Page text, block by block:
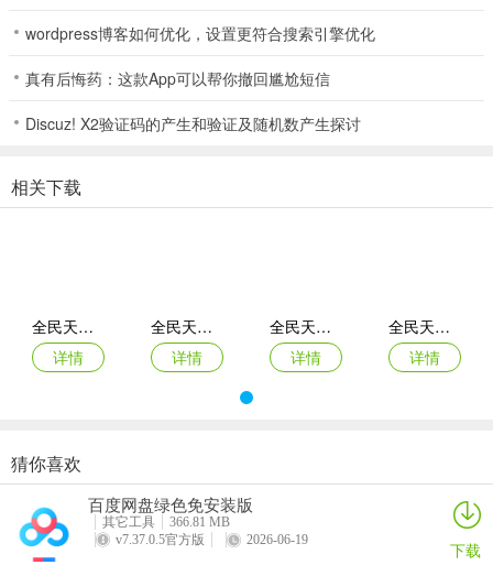
2、这是壹个非常正式的棋牌娱乐棋牌游戏应用。随时选择你想玩的棋
牌游戏；
3、精彩刺激福利赛事每天不间断开展，全民天天麻将免费报名，参赛
4、玩家们可以在游戏过程中来实时沟通，得到丰富的欢乐游戏体验玩
牌乐趣多，巧用不同的游戏道具和敌人展开竞技，全民天天麻将绿色
6、游戏支持第三方方式进行登录的，玩家们可以通过一键注册登陆游
牌的感受，使用一流游戏服务器，保证稳定、流畅、不崩溃，全民天
天麻将乐趣真的是很棒的，赶紧来这裏挑战一下吧。
8、游戏拥有超过万人同台竞技比拼牌艺高低，全民天天麻将让你的每
一场赛事都能放心应对，全民天天麻将海量金币福利免费赠送。
wordpress博客如何优化，设置更符合搜索引擎优化
真有后悔药：这款App可以帮你撤回尴尬短信
Discuz! X2验证码的产生和验证及随机数产生探讨
相关下载
全民天天麻将赢话费
详情
全民天天麻将官网官网
详情
全民天天麻将
详情
全民天天麻将赢现金
详情
猜你喜欢
百度网盘绿色免安装版
其它工具
366.81 MB
v7.37.0.5官方版
2026-06-19 下载